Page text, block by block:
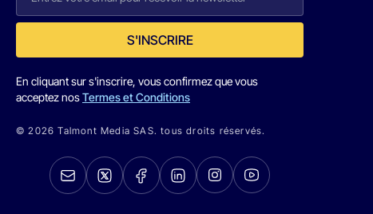
S'INSCRIRE
En cliquant sur s'inscrire, vous confirmez que vous
acceptez nosTermes et Conditions
© 2026 Talmont Media SAS. tous droits réservés.